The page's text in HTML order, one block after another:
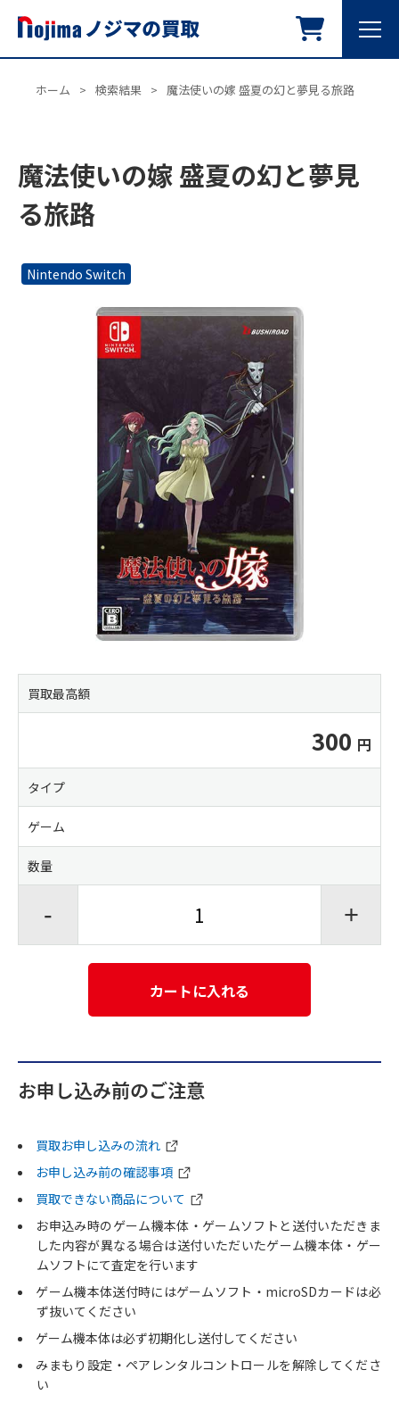
ホーム > 検索結果 > 魔法使いの嫁 盛夏の幻と夢見る旅路
魔法使いの嫁 盛夏の幻と夢見
る旅路
Nintendo Switch
買取最高額
300
タイプ
ゲーム
数量
- +
カートに入れる
お申し込み前のご注意
買取お申し込みの流れ
お申し込み前の確認事項
買取できない商品について
お申込み時のゲーム機本体・ゲームソフトと送付いただきま
した内容が異なる場合は送付いただいたゲーム機本体・ゲー
ムソフトにて査定を行います
ゲーム機本体送付時にはゲームソフト・microSDカードは必
ず抜いてください
ゲーム機本体は必ず初期化し送付してください
みまもり設定・ペアレンタルコントロールを解除してくださ
い